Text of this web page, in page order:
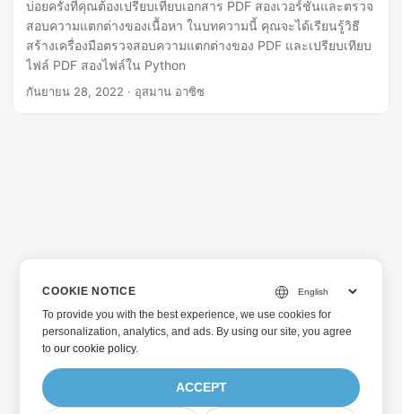
บ่อยครั้งที่คุณต้องเปรียบเทียบเอกสาร PDF สองเวอร์ชันและตรวจ
สอบความแตกต่างของเนื้อหา ในบทความนี้ คุณจะได้เรียนรู้วิธี
สร้างเครื่องมือตรวจสอบความแตกต่างของ PDF และเปรียบเทียบ
ไฟล์ PDF สองไฟล์ใน Python
กันยายน 28, 2022 · อุสมาน อาซิซ
COOKIE NOTICE
To provide you with the best experience, we use cookies for
personalization, analytics, and ads. By using our site, you agree
toour cookie policy.
ACCEPT